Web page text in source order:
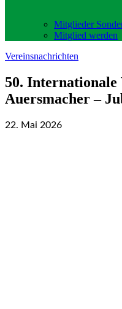
Mitglieder
Mitglied werden
Vereinsnachrichten
50. Internationale
Auersmacher –
22. Mai 2026